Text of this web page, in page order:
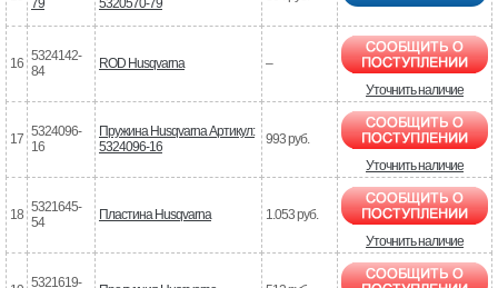
79
5320570-79
16 5324142-
84
ROD Husqvarna
–
Уточнить наличие
17 5324096-
16
Пружина Husqvarna Артикул:
5324096-16
993 руб.
Уточнить наличие
18 5321645-
54
Пластина Husqvarna
1.053 руб.
Уточнить наличие
5321619-